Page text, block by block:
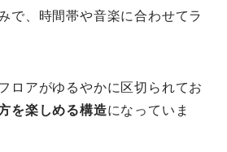
で、時間帯や音楽に合わせてラ
ロアがゆるやかに区切られてお
を楽しめる構造になっていま